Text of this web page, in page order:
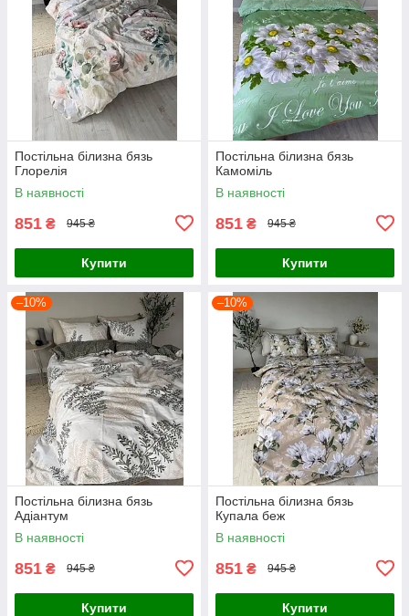
Постільна білизна бязь
Глорелія
В наявності
851 ₴ 945 ₴
Купити
Постільна білизна бязь
Камоміль
В наявності
851 ₴ 945 ₴
Купити
–10%
Постільна білизна бязь
Адіантум
В наявності
851 ₴ 945 ₴
Купити
–10%
Постільна білизна бязь
Купала беж
В наявності
851 ₴ 945 ₴
Купити